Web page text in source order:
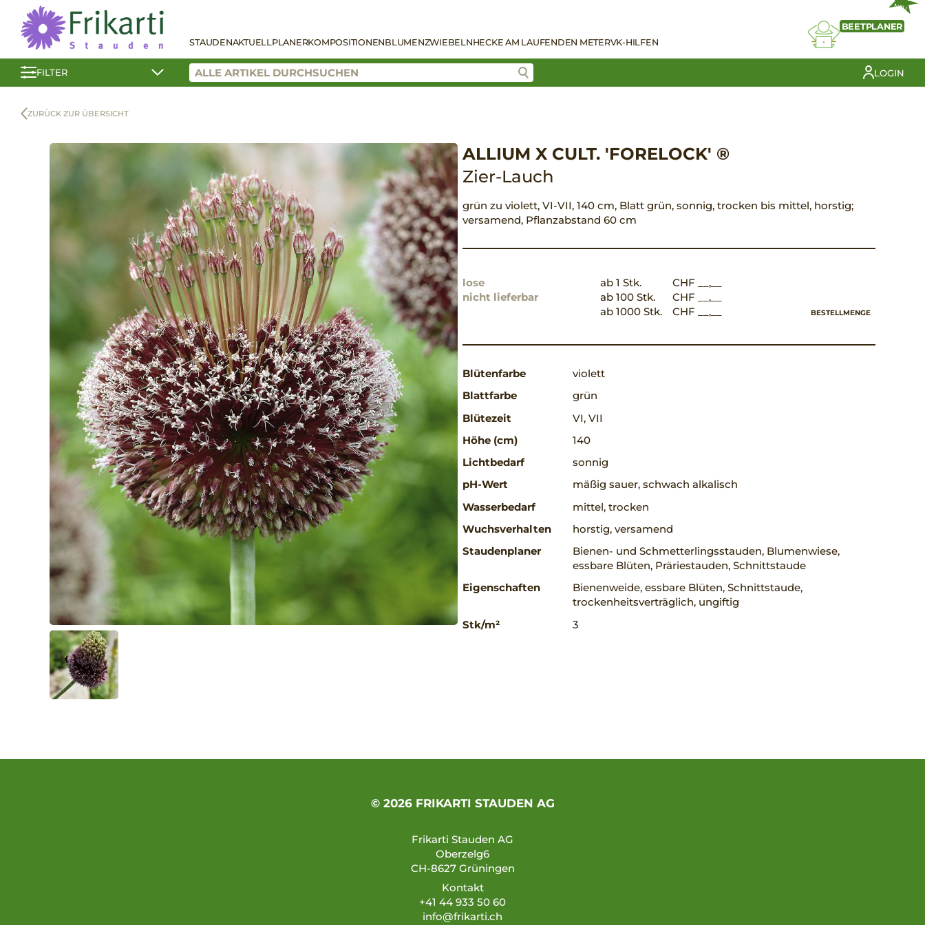
STAUDENAKTUELLPLANERKOMPOSITIONENBLUMENZWIEBELNHECKE AM LAUFENDEN METERVK-HILFEN
NEU
BEETPLANER
FILTER LOGIN
ZURÜCK ZUR ÜBERSICHT
ALLIUM X CULT. 'FORELOCK' ®
Zier-Lauch
grün zu violett, VI-VII, 140 cm, Blatt grün, sonnig, trocken bis mittel, horstig;
versamend, Pflanzabstand 60 cm
lose
nicht lieferbar
ab 1 Stk.
CHF __,__
ab 100 Stk.
CHF __,__
ab 1000 Stk.
CHF __,__ BESTELLMENGE
Blütenfarbe
violett
Blattfarbe
grün
Blütezeit
VI, VII
Höhe (cm)
140
Lichtbedarf
sonnig
pH-Wert
mäßig sauer, schwach alkalisch
Wasserbedarf
mittel, trocken
Wuchsverhalten
horstig, versamend
Staudenplaner
Bienen- und Schmetterlingsstauden, Blumenwiese,
essbare Blüten, Präriestauden, Schnittstaude
Eigenschaften
Bienenweide, essbare Blüten, Schnittstaude,
trockenheitsverträglich, ungiftig
Stk/m²
3
© 2026 FRIKARTI STAUDEN AG
Frikarti Stauden AG
Oberzelg6
CH-8627 Grüningen
Kontakt
+41 44 933 50 60
info@frikarti.ch